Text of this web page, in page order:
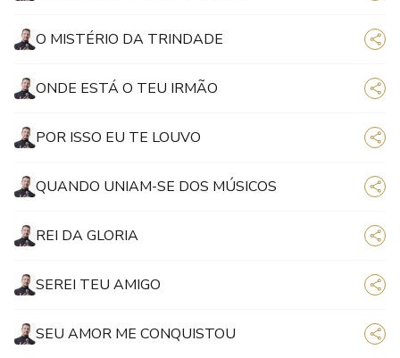
O MISTÉRIO DA TRINDADE
ONDE ESTÁ O TEU IRMÃO
POR ISSO EU TE LOUVO
QUANDO UNIAM-SE DOS MÚSICOS
REI DA GLORIA
SEREI TEU AMIGO
SEU AMOR ME CONQUISTOU